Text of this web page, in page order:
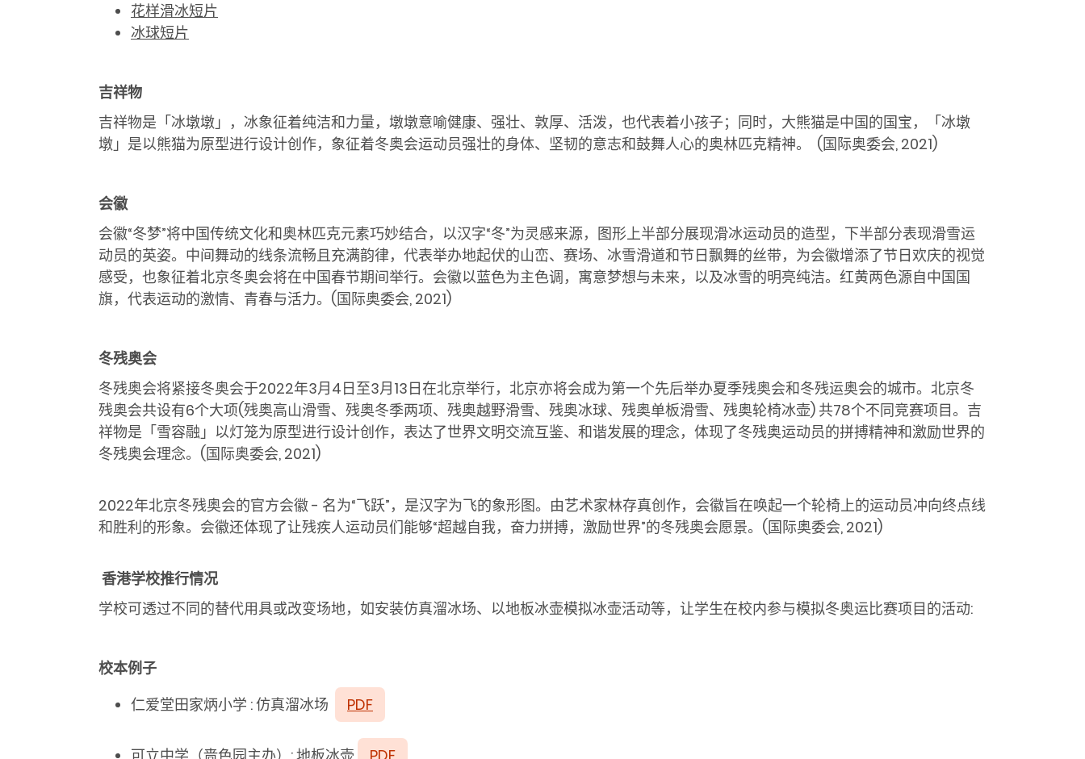
花样滑冰短片
冰球短片
吉祥物
吉祥物是「冰墩墩」，冰象征着纯洁和力量，墩墩意喻健康、强壮、敦厚、活泼，也代表着小孩子；同时，大熊猫是中国的国宝，「冰墩
墩」是以熊猫为原型进行设计创作，象征着冬奥会运动员强壮的身体、坚韧的意志和鼓舞人心的奥林匹克精神。
(国际奥委会, 2021)
会徽
会徽“冬梦”将中国传统文化和奥林匹克元素巧妙结合，以汉字“冬”为灵感来源，图形上半部分展现滑冰运动员的造型，下半部分表现滑雪运
动员的英姿。中间舞动的线条流畅且充满韵律，代表举办地起伏的山峦、赛场、冰雪滑道和节日飘舞的丝带，为会徽增添了节日欢庆的视觉
感受，也象征着北京冬奥会将在中国春节期间举行。会徽以蓝色为主色调，寓意梦想与未来，以及冰雪的明亮纯洁。红黄两色源自中国国
旗，代表运动的激情、青春与活力。 (国际奥委会, 2021)
冬残奥会
冬残奥会将紧接冬奥会于2022年3月4日至3月13日在北京举行，北京亦将会成为第一个先后举办夏季残奥会和冬残运奥会的城市。北京冬
残奥会共设有6个大项(残奥高山滑雪、残奥冬季两项、残奥越野滑雪、残奥冰球、残奥单板滑雪、残奥轮椅冰壶)共78个不同竞赛项目。吉
祥物是「雪容融」以灯笼为原型进行设计创作，表达了世界文明交流互鉴、和谐发展的理念，体现了冬残奥运动员的拼搏精神和激励世界的
冬残奥会理念。 (国际奥委会, 2021)
2022年北京冬残奥会的官方会徽- 名为“飞跃”，是汉字为飞的象形图。由艺术家林存真创作，会徽旨在唤起一个轮椅上的运动员冲向终点线
和胜利的形象。会徽还体现了让残疾人运动员们能够“超越自我，奋力拼搏，激励世界”的冬残奥会愿景。 (国际奥委会, 2021)
香港学校推行情况
学校可透过不同的替代用具或改变场地，如安装仿真溜冰场、以地板冰壶模拟冰壶活动等，让学生在校内参与模拟冬奥运比赛项目的活动:
校本例子
仁爱堂田家炳小学 : 仿真溜冰场
PDF